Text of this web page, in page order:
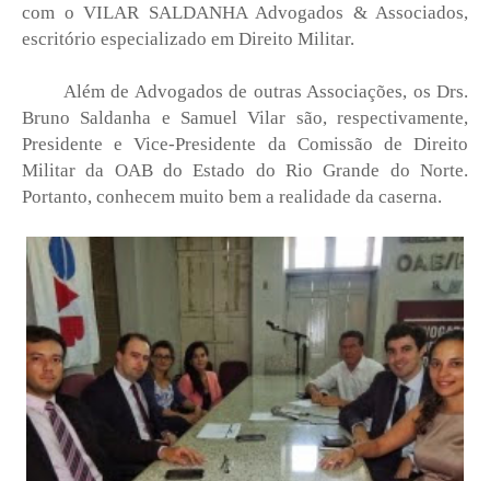
com o VILAR SALDANHA Advogados & Associados,
escritório especializado em Direito Militar.
Além de Advogados de outras Associações, os Drs.
Bruno Saldanha e Samuel Vilar são, respectivamente,
Presidente e Vice-Presidente da Comissão de Direito
Militar da OAB do Estado do Rio Grande do Norte.
Portanto, conhecem muito bem a realidade da caserna.